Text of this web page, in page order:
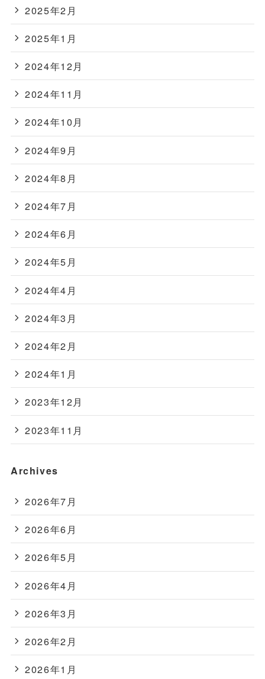
2025年2月
2025年1月
2024年12月
2024年11月
2024年10月
2024年9月
2024年8月
2024年7月
2024年6月
2024年5月
2024年4月
2024年3月
2024年2月
2024年1月
2023年12月
2023年11月
Archives
2026年7月
2026年6月
2026年5月
2026年4月
2026年3月
2026年2月
2026年1月